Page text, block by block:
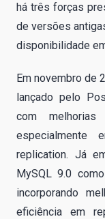
há três forças
de versões
disponibilidade
Em novembro de
lançado pelo
com
especialmente
replication. Já
MySQL 9.0
incorporando
eficiência em